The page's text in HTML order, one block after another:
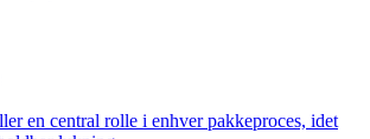
en central rolle i enhver pakkeproces, idet